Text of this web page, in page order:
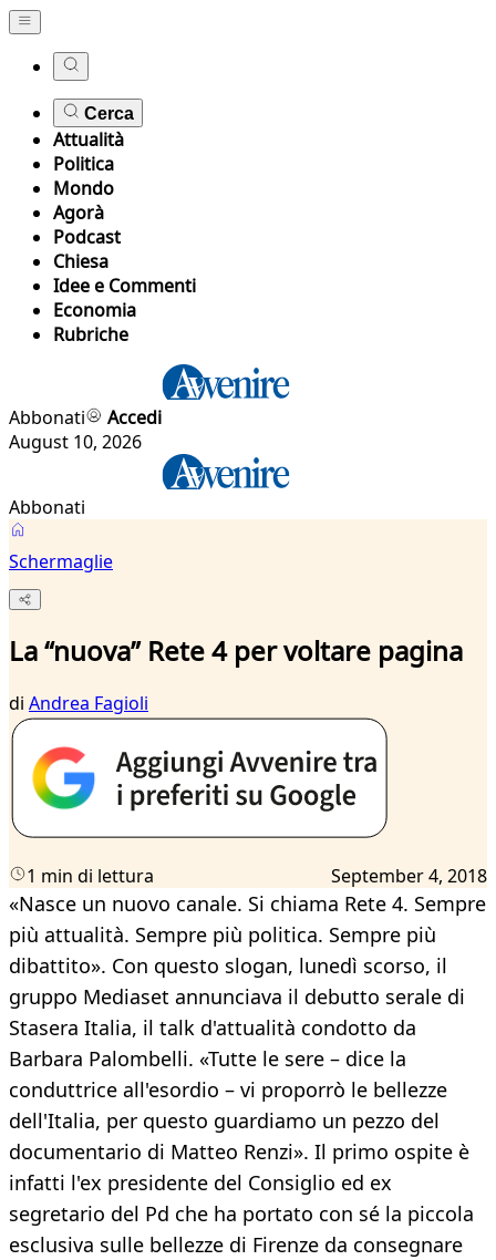
Cerca
Attualità
Politica
Mondo
Agorà
Podcast
Chiesa
Idee e Commenti
Economia
Rubriche
Abbonati
Accedi
August 10, 2026
Abbonati
Schermaglie
La “nuova” Rete 4 per voltare pagina
di Andrea Fagioli
1 min di lettura September 4, 2018
«Nasce un nuovo canale. Si chiama Rete 4. Sempre
più attualità. Sempre più politica. Sempre più
dibattito». Con questo slogan, lunedì scorso, il
gruppo Mediaset annunciava il debutto serale di
Stasera Italia, il talk d'attualità condotto da
Barbara Palombelli. «Tutte le sere – dice la
conduttrice all'esordio – vi proporrò le bellezze
dell'Italia, per questo guardiamo un pezzo del
documentario di Matteo Renzi». Il primo ospite è
infatti l'ex presidente del Consiglio ed ex
segretario del Pd che ha portato con sé la piccola
esclusiva sulle bellezze di Firenze da consegnare